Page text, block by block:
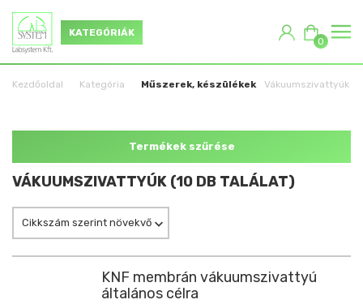
KATEGÓRIÁK
0
Kezdőoldal Kategória Műszerek, készülékek Vákuumszivattyúk
Termékek szűrése
VÁKUUMSZIVATTYÚK (10 DB TALÁLAT)
Cikkszám szerint növekvő
KNF membrán vákuumszivattyú
általános célra